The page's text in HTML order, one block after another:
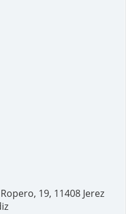
19, 11408 Jerez